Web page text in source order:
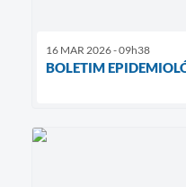
16 MAR 2026 - 09h38
BOLETIM